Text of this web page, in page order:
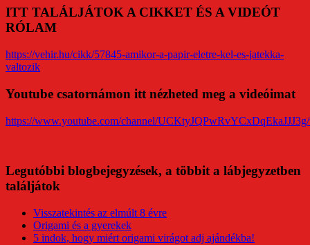
ITT TALÁLJÁTOK A CIKKET ÉS A VIDEÓT
RÓLAM
https://vehir.hu/cikk/57845-amikor-a-papir-eletre-kel-es-jatekka-
valtozik
Youtube csatornámon itt nézheted meg a videóimat
https://www.youtube.com/channel/
Legutóbbi blogbejegyzések, a többit a lábjegyzetben
találjátok
Visszatekintés az elmúlt 8 évre
Origami és a gyerekek
5 indok, hogy miért origami virágot adj ajándékba!